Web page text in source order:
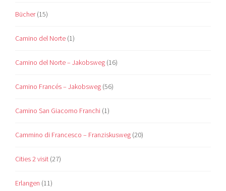
Bücher(15)
Camino del Norte (1)
Camino del Norte – Jakobsweg (16)
Camino Francés – Jakobsweg (56)
Camino San Giacomo Franchi (1)
Cammino di Francesco – Franziskusweg (20)
Cities 2 visit (27)
Erlangen (11)